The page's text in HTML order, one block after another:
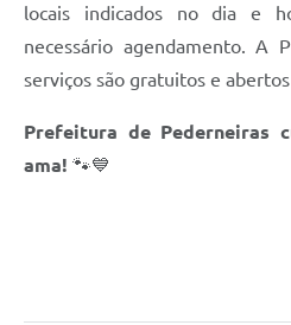
locais indicados no dia e
necessário agendamento. A
serviços são gratuitos e abertos
Prefeitura de Pederneiras
ama! 🐾💙